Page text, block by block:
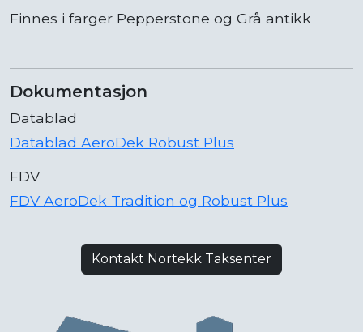
Finnes i farger Pepperstone og Grå antikk
Dokumentasjon
Datablad
Datablad AeroDek Robust Plus
FDV
FDV AeroDek Tradition og Robust Plus
Kontakt Nortekk Taksenter